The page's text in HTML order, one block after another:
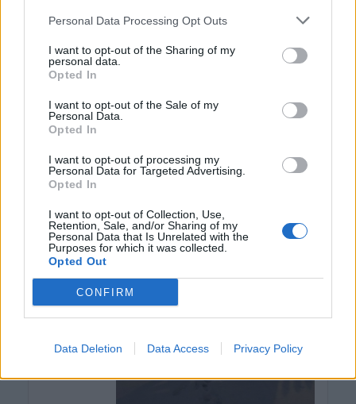
Personal Data Processing Opt Outs
I want to opt-out of the Sharing of my
personal data.
Opted In
I want to opt-out of the Sale of my
Personal Data.
Opted In
I want to opt-out of processing my
Personal Data for Targeted Advertising.
Opted In
I want to opt-out of Collection, Use,
Retention, Sale, and/or Sharing of my
Personal Data that Is Unrelated with the
Purposes for which it was collected.
Opted Out
CONFIRM
Data Deletion Data Access Privacy Policy
Poslední 3 příspěvky na mé zdi